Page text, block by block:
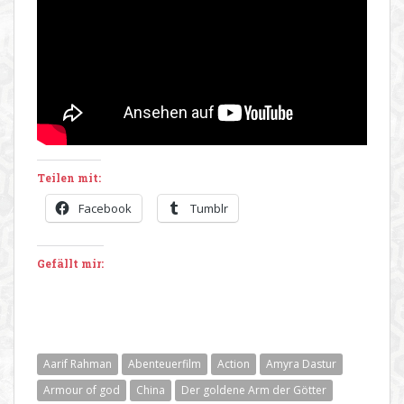
Teilen mit:
Facebook Tumblr
Gefällt mir:
Aarif Rahman Abenteuerfilm Action
Amyra Dastur
Armour of god
China
Der goldene Arm der Götter